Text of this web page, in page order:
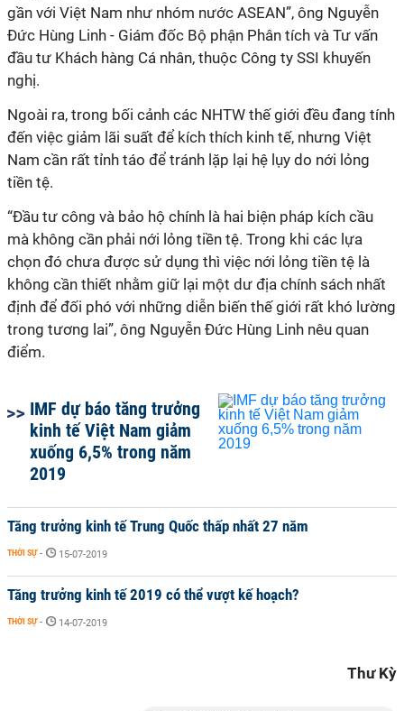
gần với Việt Nam như nhóm nước ASEAN”, ông Nguyễn
Đức Hùng Linh - Giám đốc Bộ phận Phân tích và Tư vấn
đầu tư Khách hàng Cá nhân, thuộc Công ty SSI khuyến
nghị.
Ngoài ra, trong bối cảnh các NHTW thế giới đều đang tính
đến việc giảm lãi suất để kích thích kinh tế, nhưng Việt
Nam cần rất tỉnh táo để tránh lặp lại hệ lụy do nới lỏng
tiền tệ.
“Đầu tư công và bảo hộ chính là hai biện pháp kích cầu
mà không cần phải nới lỏng tiền tệ. Trong khi các lựa
chọn đó chưa được sử dụng thì việc nới lỏng tiền tệ là
không cần thiết nhằm giữ lại một dư địa chính sách nhất
định để đối phó với những diễn biến thế giới rất khó lường
trong tương lai”, ông Nguyễn Đức Hùng Linh nêu quan
điểm.
IMF dự báo tăng trưởng
kinh tế Việt Nam giảm
xuống 6,5% trong năm
2019
Tăng trưởng kinh tế Trung Quốc thấp nhất 27 năm
THỜI SỰ - 15-07-2019
Tăng trưởng kinh tế 2019 có thể vượt kế hoạch?
THỜI SỰ - 14-07-2019
Thư Kỳ